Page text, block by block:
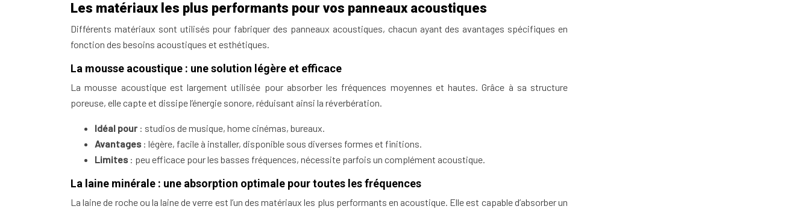
Les matériaux les plus performants pour vos panneaux acoustiques
Différents matériaux sont utilisés pour fabriquer des panneaux acoustiques, chacun ayant des avantages spécifiques en
fonction des besoins acoustiques et esthétiques.
La mousse acoustique : une solution légère et efficace
La mousse acoustique est largement utilisée pour absorber les fréquences moyennes et hautes. Grâce à sa structure
poreuse, elle capte et dissipe l’énergie sonore, réduisant ainsi la réverbération.
Idéal pour : studios de musique, home cinémas, bureaux.
Avantages: légère, facile à installer, disponible sous diverses formes et finitions.
Limites: peu efficace pour les basses fréquences, nécessite parfois un complément acoustique.
La laine minérale : une absorption optimale pour toutes les fréquences
La laine de roche ou la laine de verre est l’un des matériaux les plus performants en acoustique. Elle est capable d’absorber un